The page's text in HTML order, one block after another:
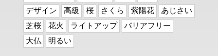
デザイン
高級 桜 さくら 紫陽花
あじさい
芝桜
花火 ライトアップ
バリアフリー
大仏
明るい